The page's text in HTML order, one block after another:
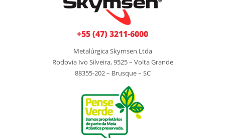
+55 (47) 3211-6000
Metalúrgica Skymsen Ltda
Rodovia Ivo Silveira, 9525 – Volta Grande
88355-202 – Brusque – SC